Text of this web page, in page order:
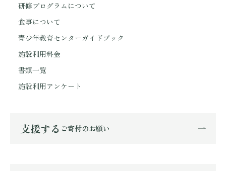
研修プログラムについて
食事について
青少年教育センターガイドブック
施設利用料金
書類一覧
施設利用アンケート
支援する ご寄付のお願い